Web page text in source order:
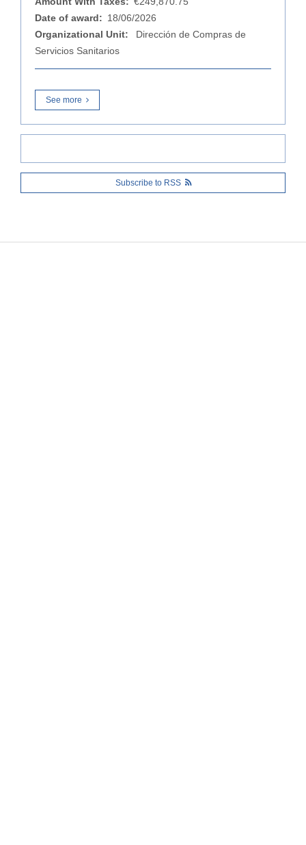
Date of award: 18/06/2026
Organizational Unit:
Dirección de Compras de
Servicios Sanitarios
See more
Subscribe to RSS